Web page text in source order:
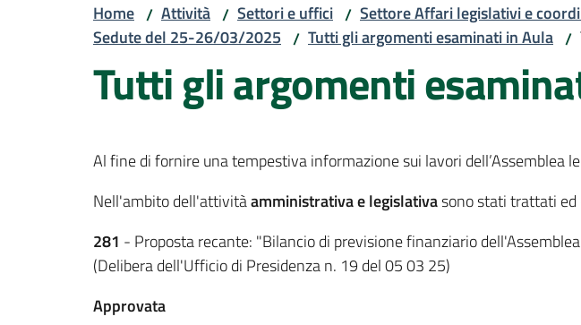
Home / Attività / Settori e uffici / Settore Affari legislativi e
Sedute del 25-26/03/2025 / Tutti gli argomenti esaminati in Aula /
Tutti gli argomenti
Al fine di fornire una tempestiva informazione sui lavori dell’Assemblea
Nell'ambito dell'attivitàamministrativa e legislativasono stati trattati
281 - Proposta recante: "Bilancio di previsione finanziario
(Delibera dell'Ufficio di Presidenza n. 19 del 05 03 25)
Approvata